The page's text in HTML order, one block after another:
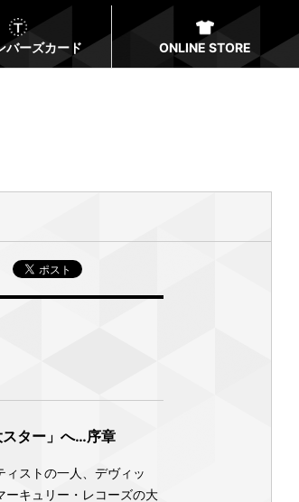
バーズカード ONLINE STORE
スター」へ…序章
ストの一人、デヴィッ
ーキュリー・レコーズの大